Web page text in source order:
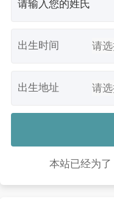
出生时间
出生地址
本站已经为了